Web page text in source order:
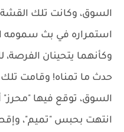
السوق، وكانت تلك
استمراره في بث سمومه
وكأنهما يتحينان
حدث ما تمناه! وقامت
السوق، توقع فيها "محرز"
انتهت بحبس "تميم"،